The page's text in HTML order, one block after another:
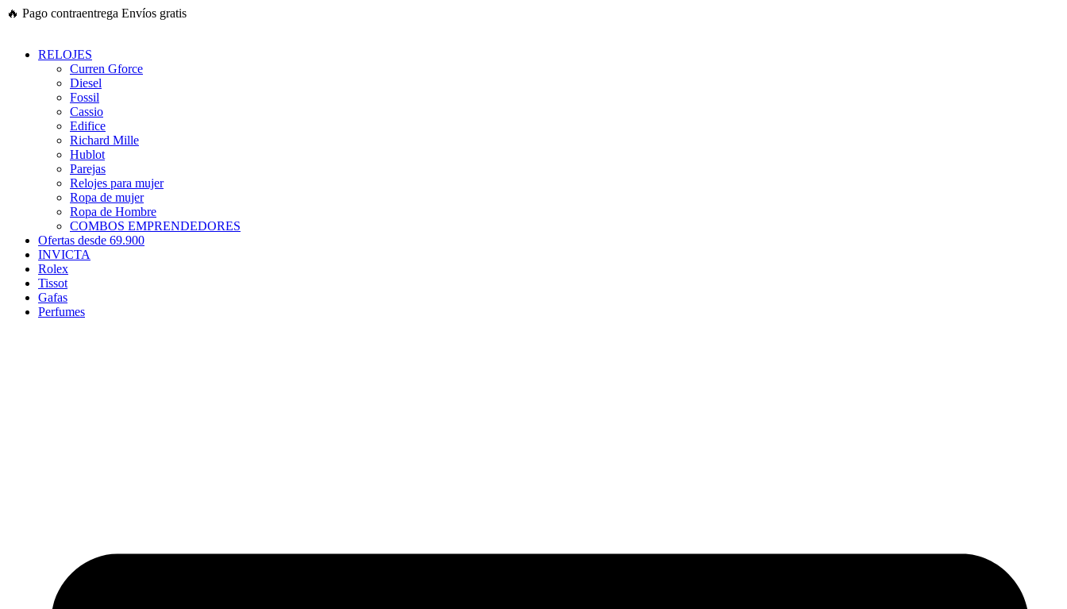
Ir
🔥 Pago contraentrega Envíos gratis
RELOJES
Curren Gforce
Diesel
Fossil
Cassio
Edifice
Richard Mille
Hublot
Parejas
Relojes para mujer
Ropa de mujer
Ropa de Hombre
COMBOS EMPRENDEDORES
Ofertas desde 69.900
INVICTA
Rolex
Tissot
Gafas
Perfumes